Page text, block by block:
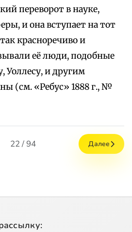
переворот в науке,
и она вступает на тот
красноречиво и
её люди, подобные
Уоллесу, и другим
(см. «Ребус» 1888 г., №
22 / 94 Далее